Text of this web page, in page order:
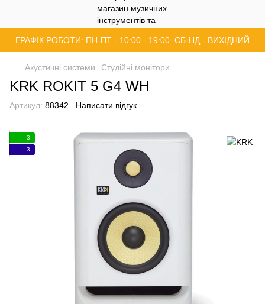
ГРАФІК РОБОТИ: ПН-ПТ - 10:00 - 19:00. СБ-НД - ВИХІДНИЙ
Акустичні системи Студійні монітори
KRK ROKIT 5 G4 WH
Артикул: 88342 Написати відгук
3
3